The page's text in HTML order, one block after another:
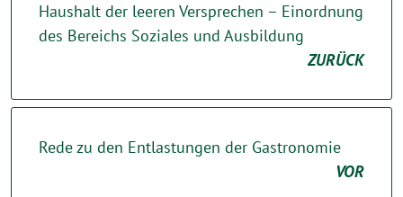
Haushalt der leeren Versprechen – Einordnung
des Bereichs Soziales und Ausbildung
ZURÜCK
Rede zu den Entlastungen der Gastronomie
VOR